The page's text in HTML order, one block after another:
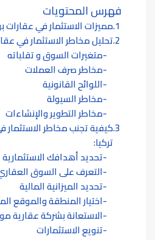
فهرس المحتويات
مميزات الاستثمار في عقارات
تحليل مخاطر الاستثمار في
متغيرات السوق و تقلباته
مخاطر صرف العملات
اللوائح القانونية
مخاطر السيولة
مخاطر التطوير والإنشاءات
كيفية تجنب مخاطر
تركيا:
تحديد أهدافك الاستثمارية
التعرف على السوق
تحديد الميزانية المالية
اختيار المنطقة والموقع
الاستعانة بشركة عقارية
تنويع الاستثمارات